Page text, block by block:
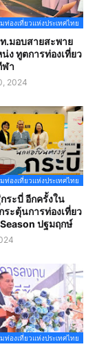
องเที่ยวแห่งประเทศไทย
.มอบสายสะพาย
ง ทูตการท่องเที่ยว
ฬา
2024
องเที่ยวแห่งประเทศไทย
ระบี่ อีกครั้งใน
ระตุ้นการท่องเที่ยว
ปฐมฤกษ์
องเที่ยวแห่งประเทศไทย